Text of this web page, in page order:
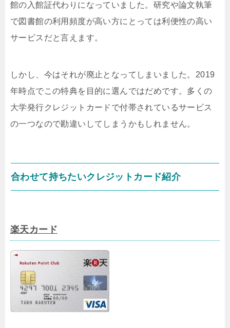
館の入館証代わりになっていました。研究や論文執筆
で図書館の利用頻度が高い方にとっては利便性の高い
サービスだと言えます。
しかし、今はそれが廃止となってしまいました。2019
年時点でこの特典を目的に選んではだめです。多くの
大学発行クレジットカードで付帯されているサービス
の一つなので勘違いしてしまうかもしれません。
合わせて持ちたいクレジットカード紹介
楽天カード